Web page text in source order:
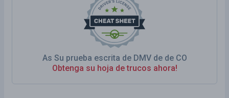
As Su prueba escrita de DMV de de CO
Obtenga su hoja de trucos ahora!